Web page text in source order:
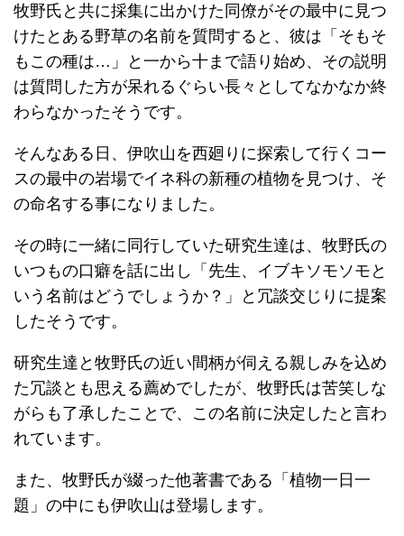
牧野氏と共に採集に出かけた同僚がその最中に見つ
けたとある野草の名前を質問すると、彼は「そもそ
もこの種は…」と一から十まで語り始め、その説明
は質問した方が呆れるぐらい長々としてなかなか終
わらなかったそうです。
そんなある日、伊吹山を西廻りに探索して行くコー
スの最中の岩場でイネ科の新種の植物を見つけ、そ
の命名する事になりました。
その時に一緒に同行していた研究生達は、牧野氏の
いつもの口癖を話に出し「先生、イブキソモソモと
いう名前はどうでしょうか？」と冗談交じりに提案
したそうです。
研究生達と牧野氏の近い間柄が伺える親しみを込め
た冗談とも思える薦めでしたが、牧野氏は苦笑しな
がらも了承したことで、この名前に決定したと言わ
れています。
また、牧野氏が綴った他著書である「植物一日一
題」の中にも伊吹山は登場します。